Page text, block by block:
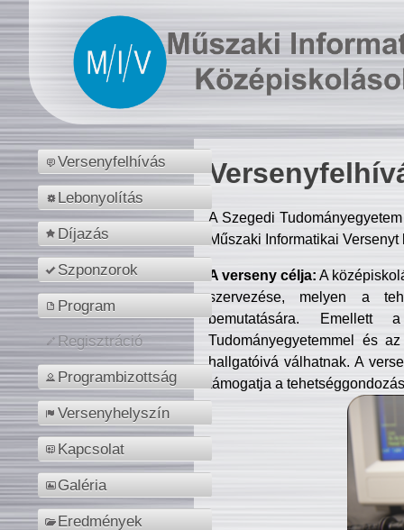
Versenyfelhívás
Lebonyolítás
Díjazás
Szponzorok
Program
Regisztráció
Programbizottság
Versenyhelyszín
Kapcsolat
Galéria
Eredmények
A Szegedi
Műszaki Informatikai
A verseny célja: A
szervezése, melyen a
bemutatására. Emellett
Tudományegyetemmel és
hallgatóivá válhatnak. A
támogatja a